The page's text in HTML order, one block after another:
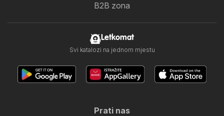
B2B zona
Letkomat
Svi katalozi na jednom mjestu
Prati nas